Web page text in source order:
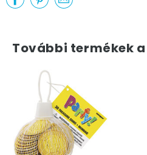
További termékek